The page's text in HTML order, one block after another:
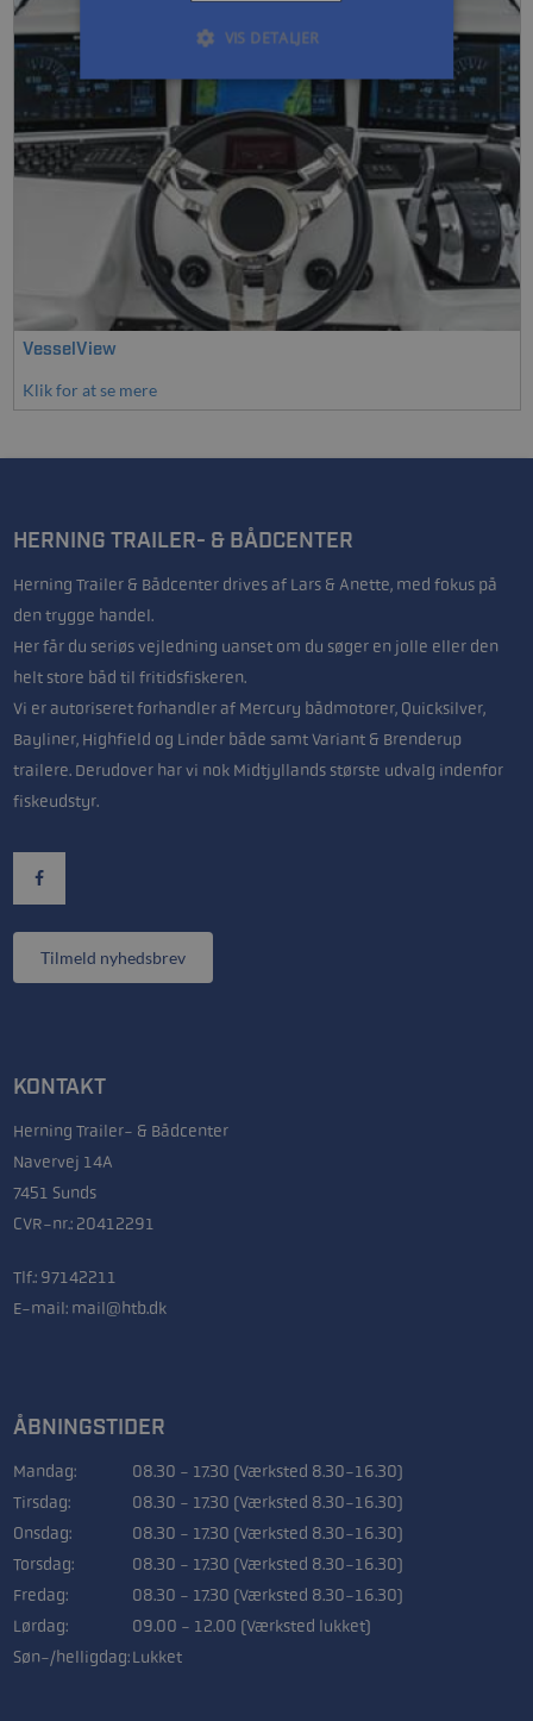
VesselView
Klik for at se mere
HERNING TRAILER- & BÅDCENTER
Herning Trailer & Bådcenter drives af Lars & Anette, med fokus på
den trygge handel.
Her får du seriøs vejledning uanset om du søger en jolle eller den
helt store båd til fritidsfiskeren.
Vi er autoriseret forhandler af Mercury bådmotorer, Quicksilver,
Bayliner, Highfield og Linder både samt Variant & Brenderup
trailere. Derudover har vi nok Midtjyllands største udvalg indenfor
fiskeudstyr.
Tilmeld nyhedsbrev
KONTAKT
Herning Trailer- & Bådcenter
Navervej 14A
7451 Sunds
CVR-nr.: 20412291
Tlf.: 97142211
E-mail: mail@htb.dk
ÅBNINGSTIDER
Mandag:
08.30 - 17.30 (Værksted 8.30-16.30)
Tirsdag:
08.30 - 17.30 (Værksted 8.30-16.30)
Onsdag:
08.30 - 17.30 (Værksted 8.30-16.30)
Torsdag:
08.30 - 17.30 (Værksted 8.30-16.30)
Fredag:
08.30 - 17.30 (Værksted 8.30-16.30)
Lørdag:
09.00 - 12.00 (Værksted lukket)
Søn-/helligdag:Lukket
VIS DETALJER